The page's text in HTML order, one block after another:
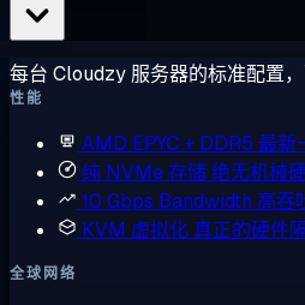
每台 Cloudzy 服务器的标准配置，
性能
AMD EPYC + DDR5 最新
纯 NVMe 存储绝无机械
10 Gbps Bandwidth 高吞
KVM 虚拟化 真正的硬件
全球网络